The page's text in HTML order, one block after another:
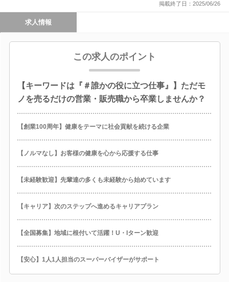
掲載終了日：2025/06/26
求人情報
この求人のポイント
【キーワードは『＃誰かの役に立つ仕事』】ただモ
ノを売るだけの営業・販売職から卒業しませんか？
【創業100周年】健康をテーマに社会貢献を続ける企業
【ノルマなし】お客様の健康を心から応援する仕事
【未経験歓迎】先輩達の多くも未経験から始めています
【キャリア】次のステップへ進めるキャリアプラン
【全国募集】地域に根付いて活躍！U・Iターン歓迎
【安心】1人1人担当のスーパーバイザーがサポート